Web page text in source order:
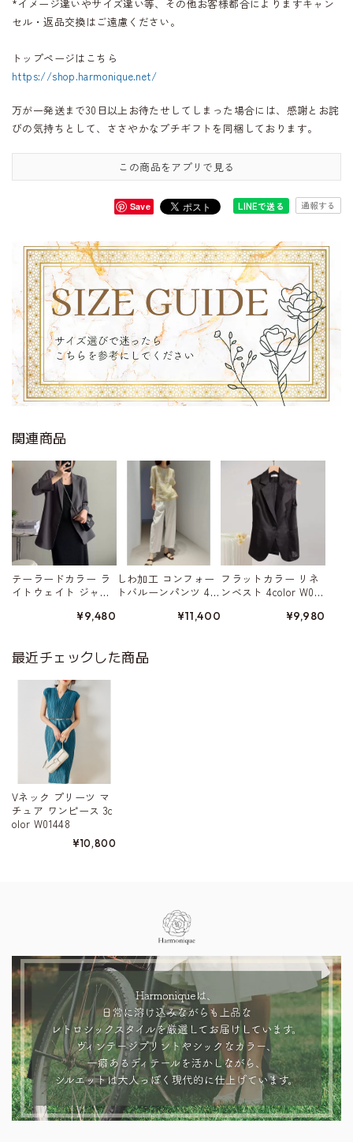
*イメージ違いやサイズ違い等、その他お客様都合によりますキャン
セル・返品交換はご遠慮ください。
トップページはこちら
https://shop.harmonique.net/
万が一発送まで30日以上お待たせしてしまった場合には、感謝とお詫
びの気持ちとして、ささやかなプチギフトを同梱しております。
この商品をアプリで見る
Save LINEで送る 通報する
関連商品
テーラードカラー ラ
イトウェイト ジャ
¥9,480
しわ加工 コンフォー
トバルーンパンツ 4c
¥11,400
フラットカラー リネ
ンベスト 4color W015
¥9,980
最近チェックした商品
Vネック プリーツ マ
チュア ワンピース 3c
olor W01448
¥10,800